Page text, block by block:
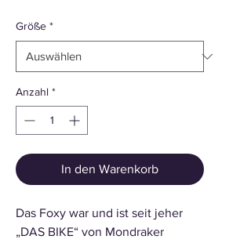
Größe *
Anzahl *
In den Warenkorb
Das Foxy war und ist seit jeher
„DAS BIKE“ von Mondraker